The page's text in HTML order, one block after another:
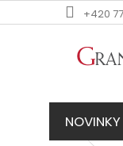
na
+420
NOVINKY